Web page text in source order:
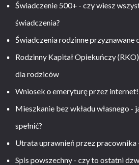
Świadczenie 500+ - czy wiesz
świadczenia?
Świadczenia rodzinne przyznawane
Rodzinny Kapitał Opiekuńczy
dla rodziców
Wniosek o emeryturę przez internet!
Mieszkanie bez wkładu własnego -
spełnić?
Utrata uprawnień przez pracownika
Spis powszechny - czy to ostatni